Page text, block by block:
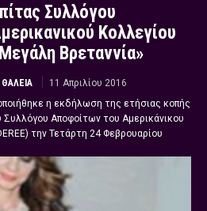
Συλλόγου
Κολλεγίου
Βρεταννία»
11 Απριλίου 2016
η εκδήλωση της ετήσιας κοπής
Συλλόγου Αποφοίτων του Αμερικάνικου
την Τετάρτη 24 Φεβρουαρίου